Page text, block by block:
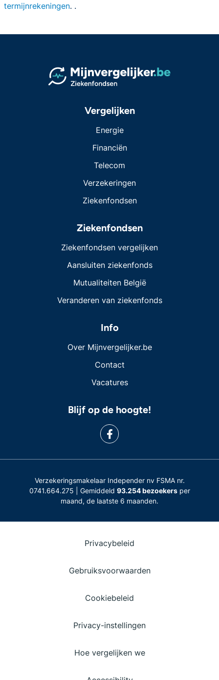
termijnrekeningen. .
Vergelijken
Energie
Financiën
Telecom
Verzekeringen
Ziekenfondsen
Ziekenfondsen
Ziekenfondsen vergelijken
Aansluiten ziekenfonds
Mutualiteiten België
Veranderen van ziekenfonds
Info
Over Mijnvergelijker.be
Contact
Vacatures
Blijf op de hoogte!
Verzekeringsmakelaar Independer nv FSMA nr.
0741.664.275 | Gemiddeld 93.254 bezoekersper
maand, de laatste 6 maanden.
Privacybeleid
Gebruiksvoorwaarden
Cookiebeleid
Privacy-instellingen
Hoe vergelijken we